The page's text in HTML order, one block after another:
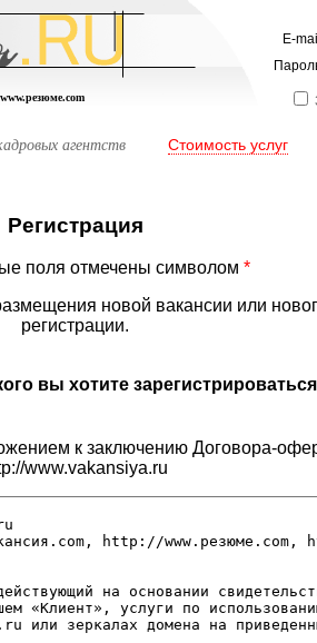
E-
агентств Стоимость услуг
Регистрация
поля отмечены символом *
новой вакансии или
регистрации.
вы хотите зарегистрироваться
к заключению Договора-
www.vakansiya.ru